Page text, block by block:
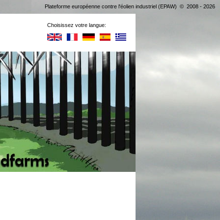
Choisissez votre langue:
Plateforme européenne contre l'éolien industriel (EPAW) © 2008 - 2026